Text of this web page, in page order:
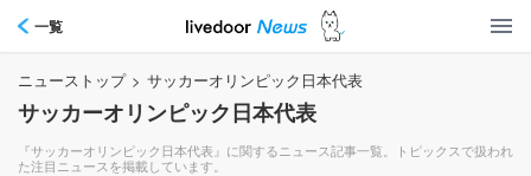
一覧
ニューストップ > サッカーオリンピック日本代表
サッカーオリンピック日本代表
『サッカーオリンピック日本代表』に関するニュース記事一覧。トピックスで扱われ
た注目ニュースを掲載しています。